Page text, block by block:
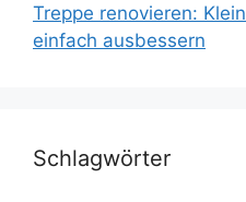
Treppe renovieren:
einfach ausbessern
Schlagwörter